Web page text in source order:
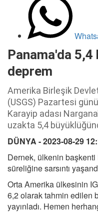
Panama'da
deprem
Amerika Birleşik
(USGS) Pazartesi
Karayip adası
uzakta 5,4
DÜNYA - 2023-08-29
Dernek, ülkenin
süreliğine sarsıntı
Orta Amerika ülkesinin
6,2 olarak tahmin edilen
yayınladı. Hemen